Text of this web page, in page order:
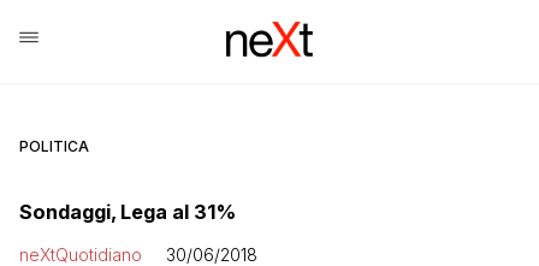
POLITICA
Sondaggi, Lega al 31%
neXtQuotidiano 30/06/2018